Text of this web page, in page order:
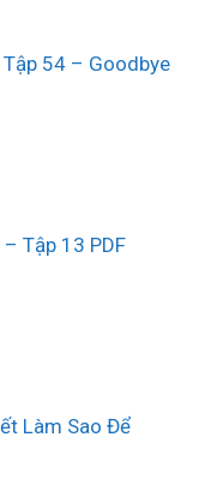
54 – Goodbye
Tập 13 PDF
Làm Sao Để